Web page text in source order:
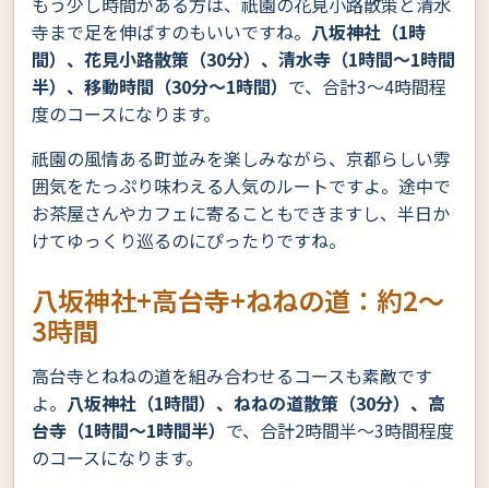
寺まで足を伸ばすのもいいですね。 八坂神社（1時
間）、花見小路散策（30分）、清水寺（1時間〜1時間
半）、移動時間（30分〜1時間） で、合計3〜4時間程
度のコースになります。
祇園の風情ある町並みを楽しみながら、京都らしい雰
囲気をたっぷり味わえる人気のルートですよ。途中で
お茶屋さんやカフェに寄ることもできますし、半日か
けてゆっくり巡るのにぴったりですね。
八坂神社+高台寺+ねねの道：約2〜
3時間
高台寺とねねの道を組み合わせるコースも素敵です
よ。 八坂神社（1時間）、ねねの道散策（30分）、高
台寺（1時間〜1時間半） で、合計2時間半〜3時間程度
のコースになります。